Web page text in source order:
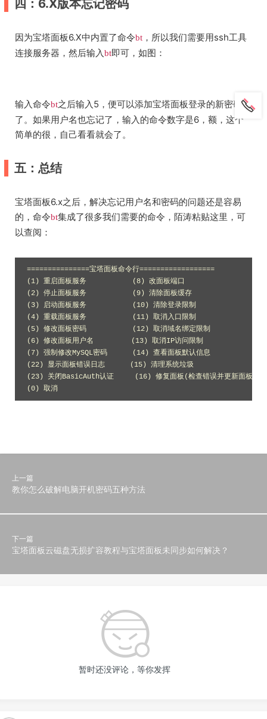
四：6.X版本忘记密码
因为宝塔面板6.X中内置了命令bt ，所以我们需要用ssh工具
连接服务器，然后输入bt即可，如图：
输入命令bt之后输入5，便可以添加宝塔面板登录的新密码
了。如果用户名也忘记了，输入的命令数字是6，额，这个
简单的很，自己看看就会了。
五：总结
宝塔面板6.x之后，解决忘记用户名和密码的问题还是容易
的，命令bt集成了很多我们需要的命令，陌涛粘贴这里，可
以查阅：
===============宝塔面板命令行==================
(1) 重启面板服务           (8) 改面板端口
(2) 停止面板服务           (9) 清除面板缓存
(3) 启动面板服务           (10) 清除登录限制
(4) 重载面板服务           (11) 取消入口限制
(5) 修改面板密码           (12) 取消域名绑定限制
(6) 修改面板用户名         (13) 取消IP访问限制
(7) 强制修改MySQL密码      (14) 查看面板默认信息
(22) 显示面板错误日志      (15) 清理系统垃圾
(23) 关闭BasicAuth认证     (16) 修复面板(检查错误并更新面板文
(0) 取消
上一篇
教你怎么破解电脑开机密码五种方法
下一篇
宝塔面板云磁盘无损扩容教程与宝塔面板未同步如何解决？
暂时还没评论，等你发挥